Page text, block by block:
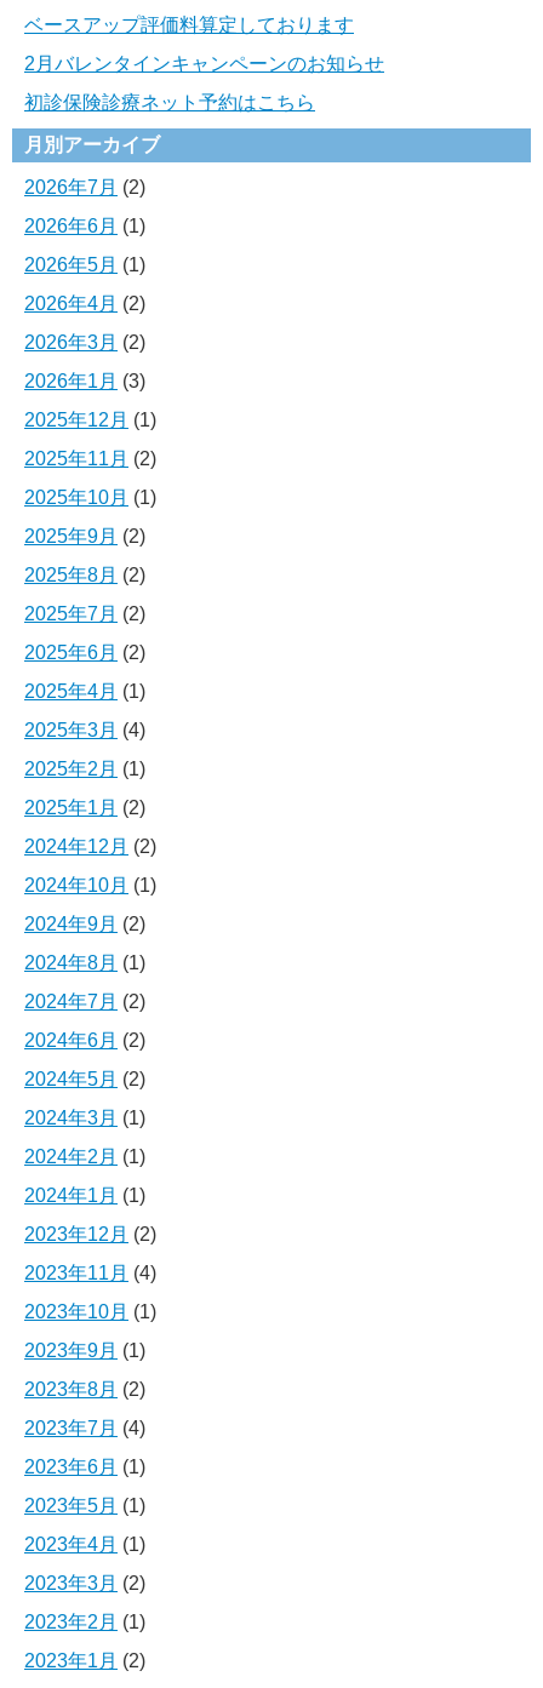
ベースアップ評価料算定しております
2月バレンタインキャンペーンのお知らせ
初診保険診療ネット予約はこちら
月別アーカイブ
2026年7月 (2)
2026年6月 (1)
2026年5月 (1)
2026年4月 (2)
2026年3月 (2)
2026年1月 (3)
2025年12月 (1)
2025年11月 (2)
2025年10月 (1)
2025年9月 (2)
2025年8月 (2)
2025年7月 (2)
2025年6月 (2)
2025年4月 (1)
2025年3月 (4)
2025年2月 (1)
2025年1月 (2)
2024年12月 (2)
2024年10月 (1)
2024年9月 (2)
2024年8月 (1)
2024年7月 (2)
2024年6月 (2)
2024年5月 (2)
2024年3月 (1)
2024年2月 (1)
2024年1月 (1)
2023年12月 (2)
2023年11月 (4)
2023年10月 (1)
2023年9月 (1)
2023年8月 (2)
2023年7月 (4)
2023年6月 (1)
2023年5月 (1)
2023年4月 (1)
2023年3月 (2)
2023年2月 (1)
2023年1月 (2)